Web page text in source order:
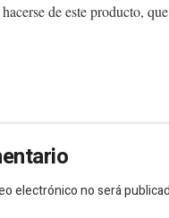
de este producto,
electrónico no será